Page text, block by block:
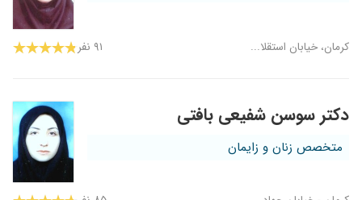
کرمان، خیابان استقلا... ۹۱ نفر
دکتر سوسن شفیعی بافتی
متخصص زنان و زایمان